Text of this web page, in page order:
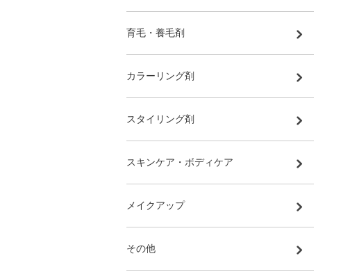
育毛・養毛剤
カラーリング剤
スタイリング剤
スキンケア・ボディケア
メイクアップ
その他